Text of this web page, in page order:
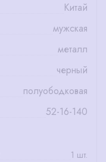
Китай
мужская
металл
черный
полуободковая
52-16-140
1 шт.